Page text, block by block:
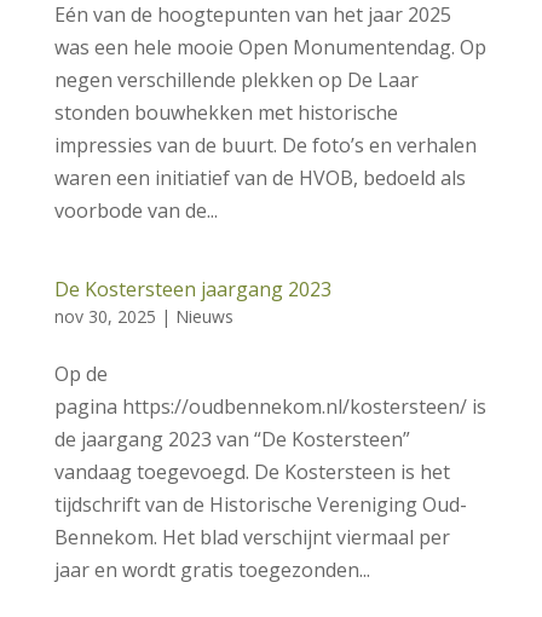
Eén van de hoogtepunten van het jaar 2025
was een hele mooie Open Monumentendag. Op
negen verschillende plekken op De Laar
stonden bouwhekken met historische
impressies van de buurt. De foto’s en verhalen
waren een initiatief van de HVOB, bedoeld als
voorbode van de...
De Kostersteen jaargang 2023
nov 30, 2025 | Nieuws
Op de
pagina https://oudbennekom.nl/kostersteen/ is
de jaargang 2023 van “De Kostersteen”
vandaag toegevoegd. De Kostersteen is het
tijdschrift van de Historische Vereniging Oud-
Bennekom. Het blad verschijnt viermaal per
jaar en wordt gratis toegezonden...